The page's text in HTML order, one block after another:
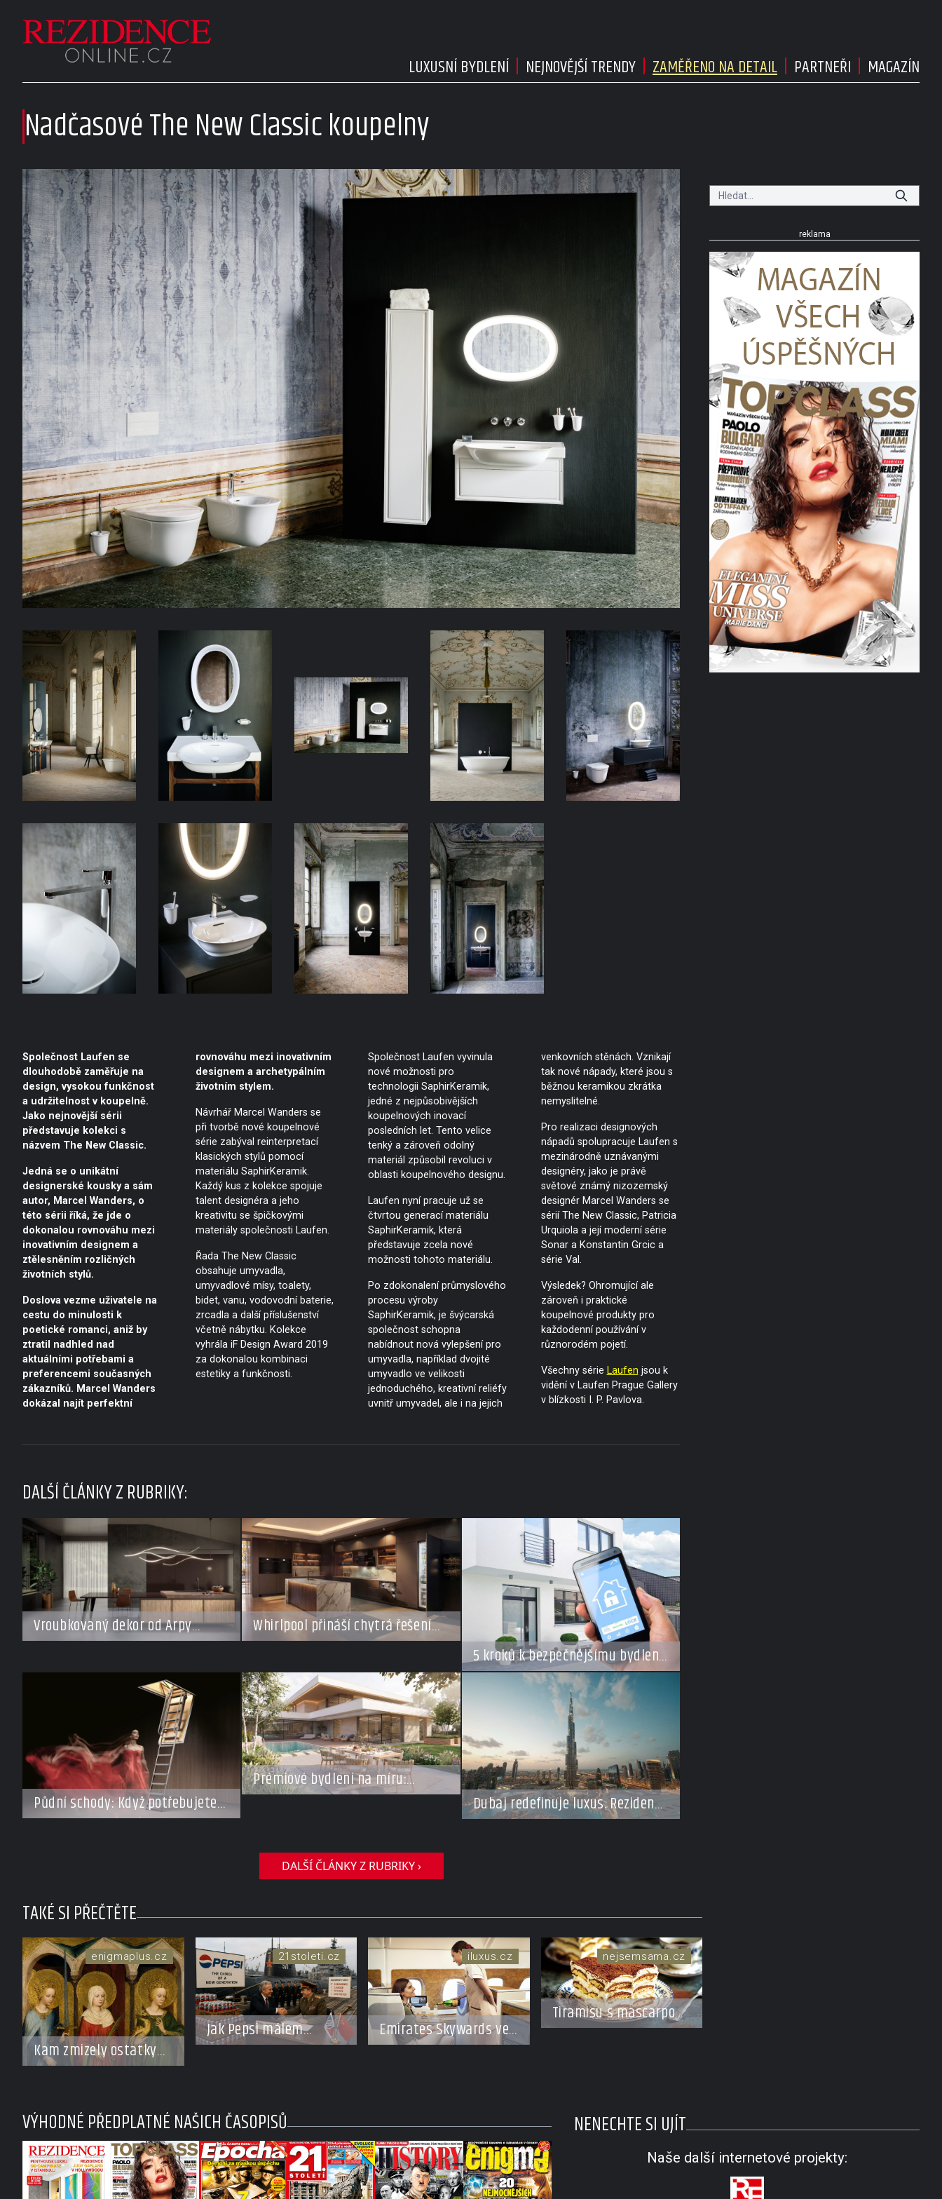
LUXUSNÍ BYDLENÍ NEJNOVĚJŠÍ TRENDY ZAMĚŘENO NA DETAIL PARTNEŘI MAGAZÍN
Nadčasové The New Classic koupelny
Společnost Laufen se
dlouhodobě zaměřuje na
design, vysokou funkčnost
a udržitelnost v koupelně.
Jako nejnovější sérii
představuje kolekci s
názvem The New Classic.
Jedná se o unikátní
designerské kousky a sám
autor, Marcel Wanders, o
této sérii říká, že jde o
dokonalou rovnováhu mezi
inovativním designem a
ztělesněním rozličných
životních stylů.
Doslova vezme uživatele na
cestu do minulosti k
poetické romanci, aniž by
ztratil nadhled nad
aktuálními potřebami a
preferencemi současných
zákazníků. Marcel Wanders
dokázal najít perfektní
rovnováhu mezi inovativním
designem a archetypálním
životním stylem.
Návrhář Marcel Wanders se
při tvorbě nové koupelnové
série zabýval reinterpretací
klasických stylů pomocí
materiálu SaphirKeramik.
Každý kus z kolekce spojuje
talent designéra a jeho
kreativitu se špičkovými
materiály společnosti Laufen.
Řada The New Classic
obsahuje umyvadla,
umyvadlové mísy, toalety,
bidet, vanu, vodovodní baterie,
zrcadla a další příslušenství
včetně nábytku. Kolekce
vyhrála iF Design Award 2019
za dokonalou kombinaci
estetiky a funkčnosti.
Společnost Laufen vyvinula
nové možnosti pro
technologii SaphirKeramik,
jedné z nejpůsobivějších
koupelnových inovací
posledních let. Tento velice
tenký a zároveň odolný
materiál způsobil revoluci v
oblasti koupelnového designu.
Laufen nyní pracuje už se
čtvrtou generací materiálu
SaphirKeramik, která
představuje zcela nové
možnosti tohoto materiálu.
Po zdokonalení průmyslového
procesu výroby
SaphirKeramik, je švýcarská
společnost schopna
nabídnout nová vylepšení pro
umyvadla, například dvojité
umyvadlo ve velikosti
jednoduchého, kreativní reliéfy
uvnitř umyvadel, ale i na jejich
venkovních stěnách. Vznikají
tak nové nápady, které jsou s
běžnou keramikou zkrátka
nemyslitelné.
Pro realizaci designových
nápadů spolupracuje Laufen s
mezinárodně uznávanými
designéry, jako je právě
světové známý nizozemský
designér Marcel Wanders se
sérií The New Classic, Patricia
Urquiola a její moderní série
Sonar a Konstantin Grcic a
série Val.
Výsledek? Ohromující ale
zároveň i praktické
koupelnové produkty pro
každodenní používání v
různorodém pojetí.
Všechny série Laufen jsou k
vidění v Laufen Prague Gallery
v blízkosti I. P. Pavlova.
DALŠÍ ČLÁNKY Z RUBRIKY:
Vroubkovaný dekor od Arpy
ovládá nové interiéry
Whirlpool přináší chytrá řešení
pro každý styl vaření 5 kroků k bezpečnějšímu bydlení
v době dovolené
Půdní schody: Když potřebujete
ušetřit místo, ale nechcete dělat
Prémiové bydlení na míru:
Investoři se vracejí do Česka, Dubaj redefinuje luxus. Rezidence
za miliardy dnes připomínají
DALŠÍ ČLÁNKY Z RUBRIKY ›
TAKÉ SI PŘEČTĚTE
Kam zmizely ostatky
světců? Relikvie, které
dodnes budí úžas
enigmaplus.cz
Jak Pepsi málem
vyhrála studenou
21stoleti.cz
Emirates Skywards ve
spolupráci s Moët
Champagne
iluxus.cz
Tiramisu s mascarpone
a kávou
nejsemsama.cz
reklama
VÝHODNÉ PŘEDPLATNÉ NAŠICH ČASOPISŮ NENECHTE SI UJÍT
Naše další internetové projekty: